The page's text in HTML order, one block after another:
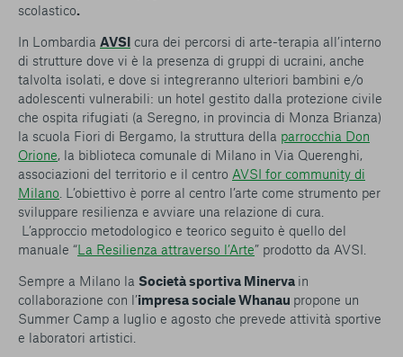
scolastico.
In Lombardia AVSI cura dei percorsi di arte-terapia all’interno
di strutture dove vi è la presenza di gruppi di ucraini, anche
talvolta isolati, e dove si integreranno ulteriori bambini e/o
adolescenti vulnerabili: un hotel gestito dalla protezione civile
che ospita rifugiati (a Seregno, in provincia di Monza Brianza)
la scuola Fiori di Bergamo, la struttura della parrocchia Don
Orione, la biblioteca comunale di Milano in Via Querenghi,
associazioni del territorio e il centro AVSI for community di
Milano . L’obiettivo è porre al centro l’arte come strumento per
sviluppare resilienza e avviare una relazione di cura.
L’approccio metodologico e teorico seguito è quello del
manuale “La Resilienza attraverso l’Arte” prodotto da AVSI.
Sempre a Milano la Società sportiva Minerva in
collaborazione con l’impresa sociale Whanau propone un
Summer Camp a luglio e agosto che prevede attività sportive
e laboratori artistici.